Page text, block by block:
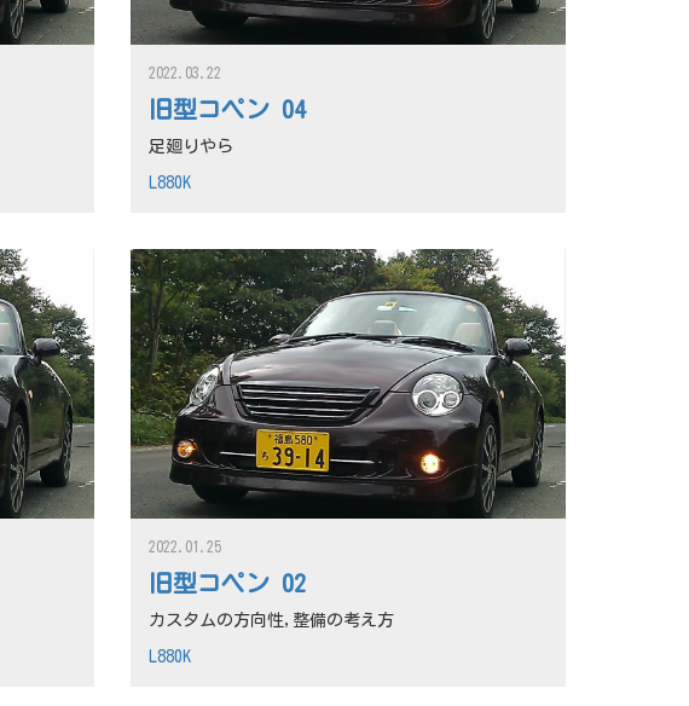
旧型コペン 04
2022.03.22
足廻りやら
L880K
旧型コペン 02
2022.01.25
カスタムの方向性,整備の考え方
L880K